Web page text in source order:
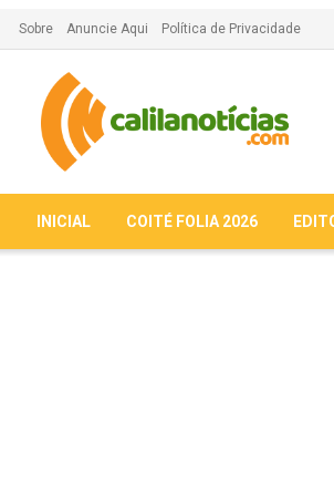
Sobre Anuncie Aqui Política de Privacidade
INICIAL COITÉ FOLIA 2026